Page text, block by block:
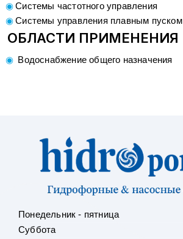
Системы частотного управления
Системы управления плавным пуском
ОБЛАСТИ ПРИМЕНЕНИЯ
Водоснабжение общего назначения
Понедельник - пятница
Суббота